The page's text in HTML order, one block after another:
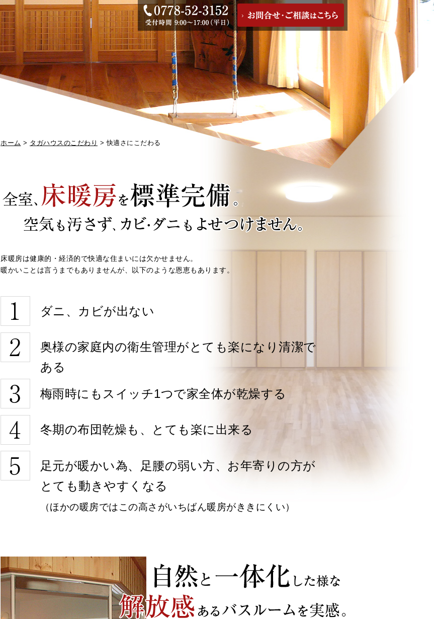
ホーム > タガハウスのこだわり > 快適さにこだわる
床暖房は健康的・経済的で快適な住まいには欠かせません。
暖かいことは言うまでもありませんが、以下のような恩恵もあります。
ダニ、カビが出ない
奥様の家庭内の衛生管理がとても楽になり清潔で
ある
梅雨時にもスイッチ1つで家全体が乾燥する
冬期の布団乾燥も、とても楽に出来る
足元が暖かい為、足腰の弱い方、お年寄りの方が
とても動きやすくなる
（ほかの暖房ではこの高さがいちばん暖房がききにくい）